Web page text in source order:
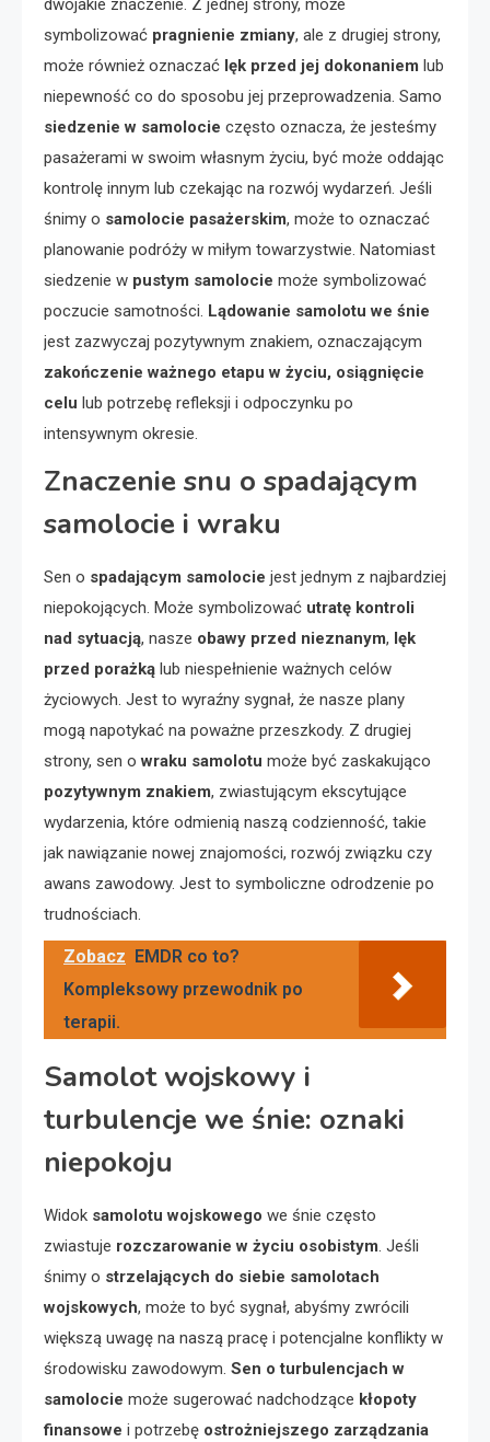
dwojakie znaczenie. Z jednej strony, może
symbolizować pragnienie zmiany, ale z drugiej strony,
może również oznaczać lęk przed jej dokonaniem lub
niepewność co do sposobu jej przeprowadzenia. Samo
siedzenie w samolocie często oznacza, że jesteśmy
pasażerami w swoim własnym życiu, być może oddając
kontrolę innym lub czekając na rozwój wydarzeń. Jeśli
śnimy o samolocie pasażerskim, może to oznaczać
planowanie podróży w miłym towarzystwie. Natomiast
siedzenie w pustym samolocie może symbolizować
poczucie samotności. Lądowanie samolotu we śnie
jest zazwyczaj pozytywnym znakiem, oznaczającym
zakończenie ważnego etapu w życiu, osiągnięcie
celu lub potrzebę refleksji i odpoczynku po
intensywnym okresie.
Znaczenie snu o spadającym
samolocie i wraku
Sen o spadającym samolocie jest jednym z najbardziej
niepokojących. Może symbolizować utratę kontroli
nad sytuacją, nasze obawy przed nieznanym, lęk
przed porażką lub niespełnienie ważnych celów
życiowych. Jest to wyraźny sygnał, że nasze plany
mogą napotykać na poważne przeszkody. Z drugiej
strony, sen owraku samolotu może być zaskakująco
pozytywnym znakiem, zwiastującym ekscytujące
wydarzenia, które odmienią naszą codzienność, takie
jak nawiązanie nowej znajomości, rozwój związku czy
awans zawodowy. Jest to symboliczne odrodzenie po
trudnościach.
Zobacz
EMDR co to?
Kompleksowy przewodnik po
terapii.
Samolot wojskowy i
turbulencje we śnie: oznaki
niepokoju
Widok samolotu wojskowego we śnie często
zwiastuje rozczarowanie w życiu osobistym. Jeśli
śnimy o strzelających do siebie samolotach
wojskowych, może to być sygnał, abyśmy zwrócili
większą uwagę na naszą pracę i potencjalne konflikty w
środowisku zawodowym. Sen o turbulencjach w
samolocie może sugerować nadchodzące kłopoty
finansowe i potrzebę ostrożniejszego zarządzania